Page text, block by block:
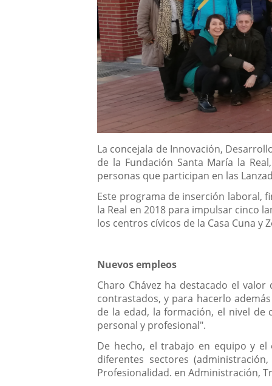
Descripción
La concejala de Innovación,
de la Fundación Santa María la
personas que participan en las
Este programa de inserción laboral,
la Real en 2018 para impulsar cinco
los centros cívicos de la Casa Cuna
Nuevos empleos
Charo Chávez ha destacado el
contrastados, y para hacerlo
de la edad, la formación, el nivel
personal y profesional".
De hecho, el trabajo en equipo y
diferentes sectores
Profesionalidad. en Administración,